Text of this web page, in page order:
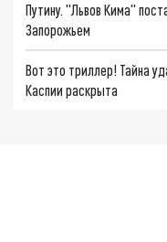
Путину. "Львов Кима"
Запорожьем
Вот это триллер! Тайна
Каспии раскрыта